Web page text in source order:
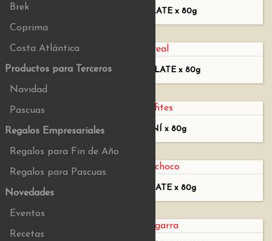
PASAS CON CHOCOLATE x 80g
CEREAL CON CHOCOLATE x 80g
CONFITES DE MANÍ x 80g
MANÍ CON CHOCOLATE x 80g
Brek
Coprima
Costa Atlántica
Productos para Terceros
Navidad
Pascuas
Regalos Empresariales
Regalos para Fin de Año
Regalos para Pascuas
Novedades
Eventos
Recetas